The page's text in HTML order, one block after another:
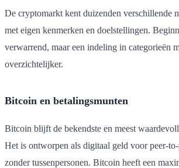
De cryptomarkt kent duizenden verschillende
met eigen kenmerken en doelstellingen.
verwarrend, maar een indeling in categorieën
overzichtelijker.
Bitcoin en betalingsmunten
Bitcoin blijft de bekendste en meest
Het is ontworpen als digitaal geld voor peer-
zonder tussenpersonen. Bitcoin heeft een